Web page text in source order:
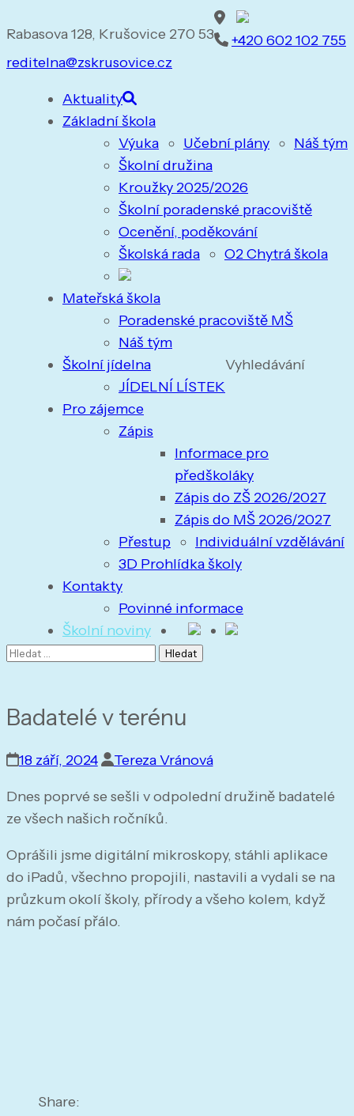
Rabasova 128, Krušovice 270 53
+420 602 102 755
reditelna@zskrusovice.cz
Aktuality
Základní škola
Výuka
Učební plány
Náš tým
Školní družina
Kroužky 2025/2026
Školní poradenské pracoviště
Ocenění, poděkování
Školská rada
O2 Chytrá škola
Mateřská škola
Poradenské pracoviště MŠ
Náš tým
Školní jídelna
JÍDELNÍ LÍSTEK
Pro zájemce
Zápis
Informace pro
předškoláky
Zápis do ZŠ 2026/2027
Zápis do MŠ 2026/2027
Přestup
Individuální vzdělávání
3D Prohlídka školy
Kontakty
Povinné informace
Školní noviny
Vyhledávání
Badatelé v terénu
18 září, 2024 Tereza Vránová
Dnes poprvé se sešli v odpolední družině badatelé
ze všech našich ročníků.
Oprášili jsme digitální mikroskopy, stáhli aplikace
do iPadů, všechno propojili, nastavili a vydali se na
průzkum okolí školy, přírody a všeho kolem, když
nám počasí přálo.
Share: